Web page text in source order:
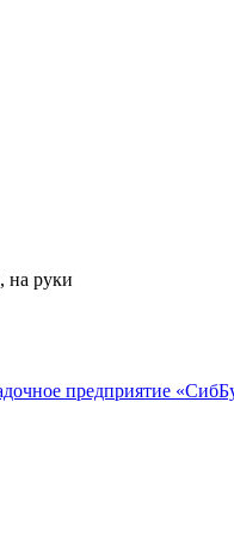
на руки
предприятие